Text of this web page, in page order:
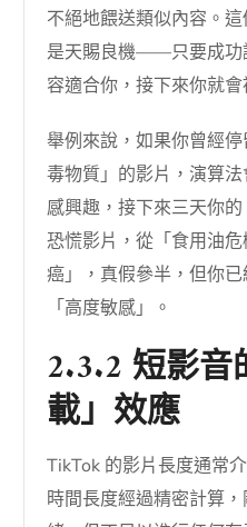
不絕地餵送類似內容。
是天賜良機——只要成功
容適合你，接下來你就
舉例來說，如果你曾經
毒物質」的影片，演算法
感興趣，接下來三天你
恐慌影片，從「食用油
癌」，真假參半，但你
「高度敏感」。
2.3.2 短影
載」效應
TikTok 的影片長度通常
時間長度經過精密計算